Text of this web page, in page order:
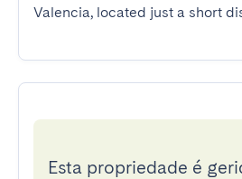
Valencia, located just a short
Esta propriedade é